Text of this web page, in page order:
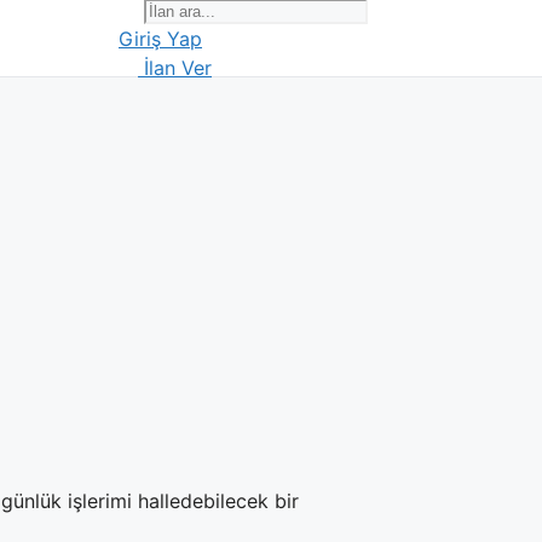
Giriş Yap
İlan Ver
işlerimi halledebilecek bir